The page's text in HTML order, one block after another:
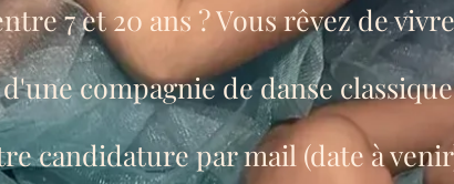
7 et 20 ans ? Vous rêvez de vivre
compagnie de danse
candidature par mail (date à